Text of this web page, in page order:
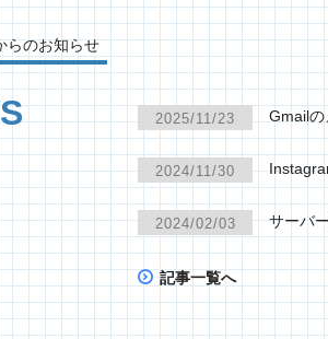
らのお知らせ
2025/11/23 Gmail
2024/11/30
2024/02/03 サーバ
記事一覧へ